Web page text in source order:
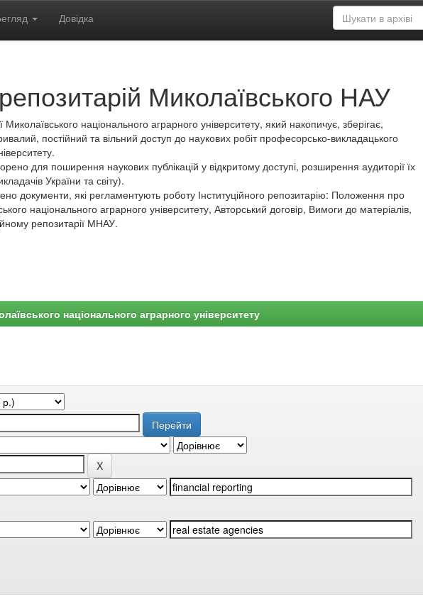
Довідка
Миколаївського НАУ
Миколаївського національного аграрного університету, який накопичує, зберігає,
постійний та вільний доступ до наукових робіт професорсько-викладацького
для поширення наукових публікацій у відкритому доступі, розширення аудиторії їх
України та світу).
документи, які регламентують роботу Інституційного репозитарію: Положення про
національного аграрного університету, Авторський договір, Вимоги до матеріалів,
репозитарії МНАУ.
національного аграрного університету